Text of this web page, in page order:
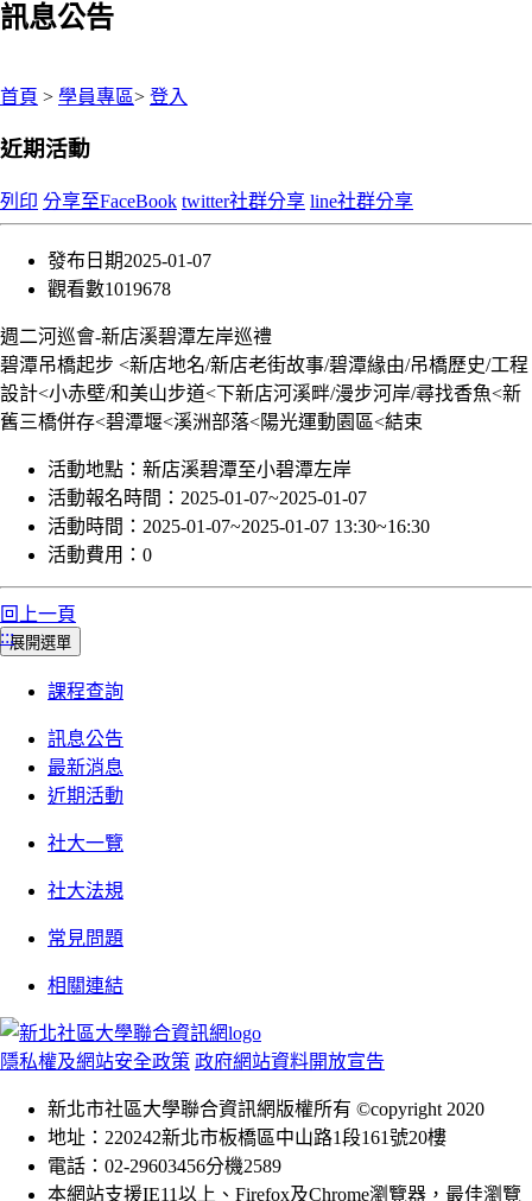
訊息公告
首頁 > 學員專區> 登入
近期活動
列印 分享至FaceBook twitter社群分享 line社群分享
發布日期2025-01-07
觀看數1019678
週二河巡會-新店溪碧潭左岸巡禮
碧潭吊橋起步 <新店地名/新店老街故事/碧潭緣由/吊橋歷史/工程
設計<小赤壁/和美山步道<下新店河溪畔/漫步河岸/尋找香魚<新
舊三橋併存<碧潭堰<溪洲部落<陽光運動園區<結束
活動地點： 新店溪碧潭至小碧潭左岸
活動報名時間： 2025-01-07~2025-01-07
活動時間： 2025-01-07~2025-01-07 13:30~16:30
活動費用： 0
回上一頁
:::展開選單
課程查詢
訊息公告
最新消息
近期活動
社大一覽
社大法規
常見問題
相關連結
隱私權及網站安全政策 政府網站資料開放宣告
新北市社區大學聯合資訊網版權所有 ©copyright 2020
地址：220242新北市板橋區中山路1段161號20樓
電話：02-29603456分機2589
本網站支援IE11以上、Firefox及Chrome瀏覽器，最佳瀏覽